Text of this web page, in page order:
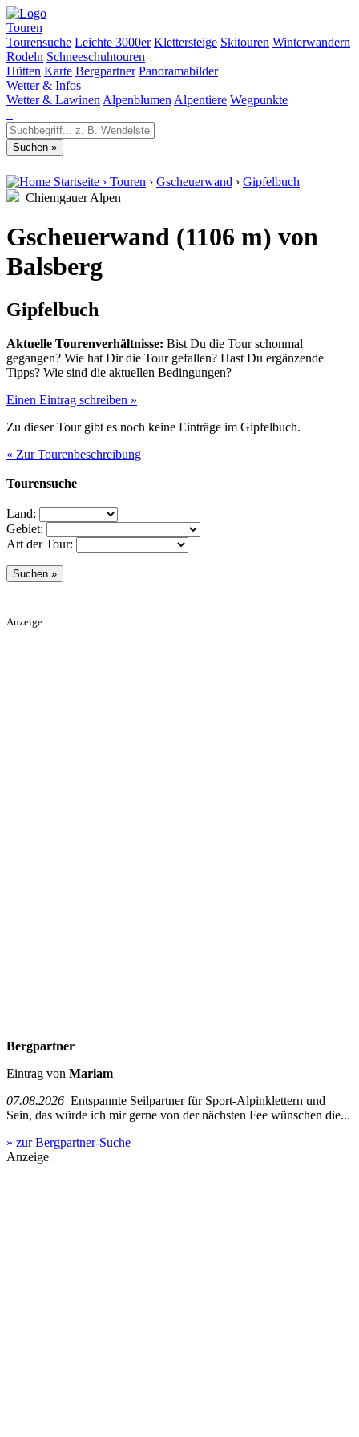
Touren
Tourensuche Leichte 3000er Klettersteige Skitouren Winterwandern
Rodeln Schneeschuhtouren
Hütten Karte Bergpartner Panoramabilder
Wetter & Infos
Wetter & Lawinen Alpenblumen Alpentiere Wegpunkte
Startseite › Touren › Gscheuerwand › Gipfelbuch
Chiemgauer Alpen
Gscheuerwand (1106 m) von
Balsberg
Gipfelbuch
Aktuelle Tourenverhältnisse: Bist Du die Tour schonmal
gegangen? Wie hat Dir die Tour gefallen? Hast Du ergänzende
Tipps? Wie sind die aktuellen Bedingungen?
Einen Eintrag schreiben »
Zu dieser Tour gibt es noch keine Einträge im Gipfelbuch.
« Zur Tourenbeschreibung
Tourensuche
Land:
Gebiet:
Art der Tour:
Anzeige
Bergpartner
Eintrag von Mariam
07.08.2026 Entspannte Seilpartner für Sport-Alpinklettern und
Sein, das würde ich mir gerne von der nächsten Fee wünschen die...
» zur Bergpartner-Suche
Anzeige